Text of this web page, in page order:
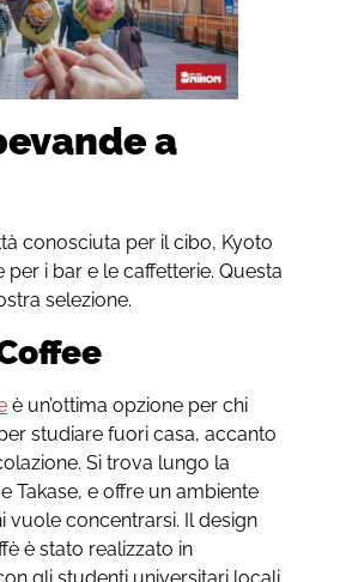
a
conosciuta per il cibo, Kyoto
per i bar e le caffetterie. Questa
selezione.
è un’ottima opzione per chi
studiare fuori casa, accanto
Si trova lungo la
Takase, e offre un ambiente
vuole concentrarsi. Il design
è stato realizzato in
gli studenti universitari locali.